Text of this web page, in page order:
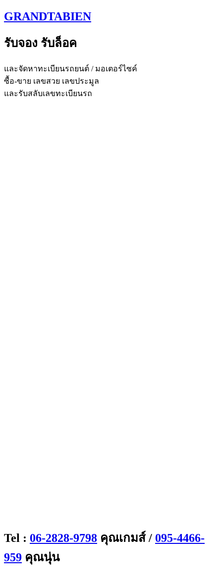
Skip
to
GRANDTABIEN
รับจอง รับล็อค
และจัดหาทะเบียนรถยนต์ / มอเตอร์ไซค์
ซื้อ-ขาย เลขสวย เลขประมูล
และรับสลับเลขทะเบียนรถ
Tel : 06-2828-9798 คุณเกมส์ / 095-4466-
959 คุณนุ่น